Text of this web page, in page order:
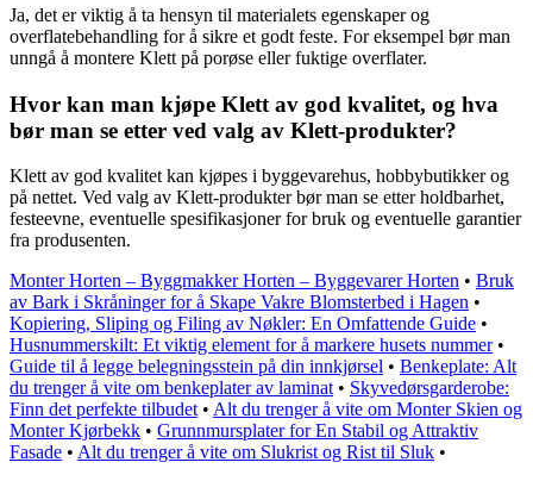
Ja, det er viktig å ta hensyn til materialets egenskaper og
overflatebehandling for å sikre et godt feste. For eksempel bør man
unngå å montere Klett på porøse eller fuktige overflater.
Hvor kan man kjøpe Klett av god kvalitet, og hva
bør man se etter ved valg av Klett-produkter?
Klett av god kvalitet kan kjøpes i byggevarehus, hobbybutikker og
på nettet. Ved valg av Klett-produkter bør man se etter holdbarhet,
festeevne, eventuelle spesifikasjoner for bruk og eventuelle garantier
fra produsenten.
Monter Horten – Byggmakker Horten – Byggevarer Horten • Bruk
av Bark i Skråninger for å Skape Vakre Blomsterbed i Hagen •
Kopiering, Sliping og Filing av Nøkler: En Omfattende Guide •
Husnummerskilt: Et viktig element for å markere husets nummer•
Guide til å legge belegningsstein på din innkjørsel • Benkeplate: Alt
du trenger å vite om benkeplater av laminat • Skyvedørsgarderobe:
Finn det perfekte tilbudet • Alt du trenger å vite om Monter Skien og
Monter Kjørbekk • Grunnmursplater for En Stabil og Attraktiv
Fasade • Alt du trenger å vite om Slukrist og Rist til Sluk •